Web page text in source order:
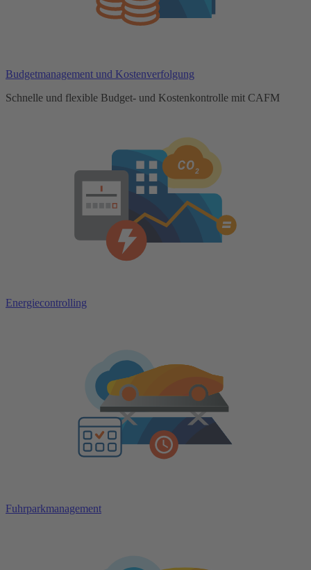
Budgetmanagement und Kostenverfolgung
Schnelle und flexible Budget- und Kostenkontrolle mit CAFM
Energiecontrolling
Fuhrparkmanagement